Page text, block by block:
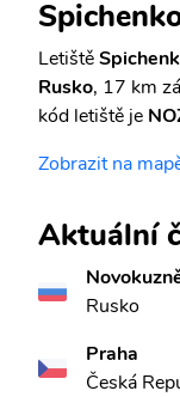
Letiště
Rusko, 17 km
kód letiště je
Zobrazit na
Aktuální
Rusko
Praha
Česká